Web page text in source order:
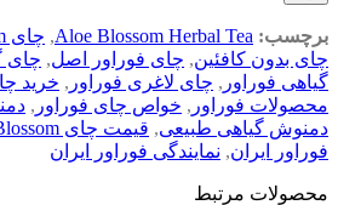
برچسب: Aloe Blossom Herbal Tea
, چای Aloe Blossom فوراور
چای بدون کافئین, چای فوراور اصل, چای
گیاهی فوراور , چای لاغری فوراور , خرید
محصولات فوراور , خواص چای فوراور ,
دمنوش گیاهی طبیعی, قیمت چای Aloe Blossom
فوراور ایران, نمایندگی فوراور ایران
محصولات مرتبط